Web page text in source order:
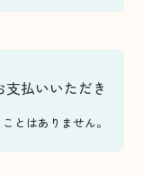
払いいただき
とはありません。